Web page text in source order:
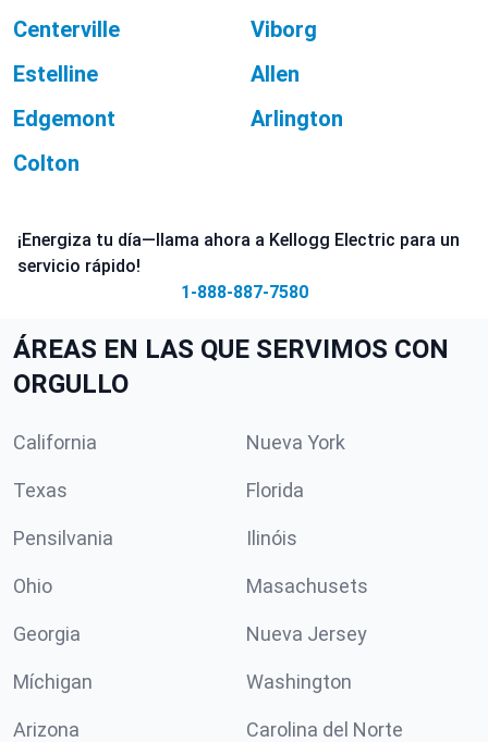
Centerville
Viborg
Estelline
Allen
Edgemont
Arlington
Colton
¡Energiza tu día—llama ahora a Kellogg Electric para un
servicio rápido!
1-888-887-7580
ÁREAS EN LAS QUE SERVIMOS CON
ORGULLO
California Nueva York
Texas Florida
Pensilvania Ilinóis
Ohio Masachusets
Georgia Nueva Jersey
Míchigan Washington
Arizona Carolina del Norte